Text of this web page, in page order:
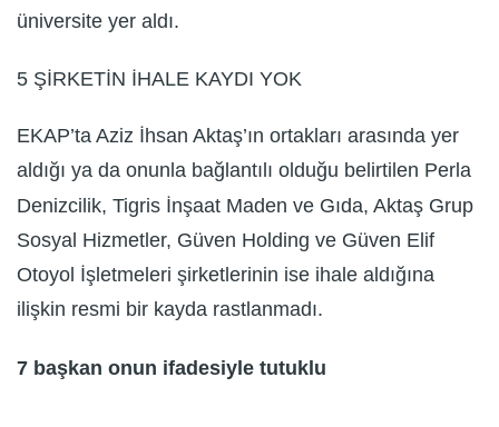
üniversite yer aldı.
5 ŞİRKETİN İHALE KAYDI YOK
EKAP’ta Aziz İhsan Aktaş’ın ortakları arasında yer
aldığı ya da onunla bağlantılı olduğu belirtilen Perla
Denizcilik, Tigris İnşaat Maden ve Gıda, Aktaş Grup
Sosyal Hizmetler, Güven Holding ve Güven Elif
Otoyol İşletmeleri şirketlerinin ise ihale aldığına
ilişkin resmi bir kayda rastlanmadı.
7 başkan onun ifadesiyle tutuklu